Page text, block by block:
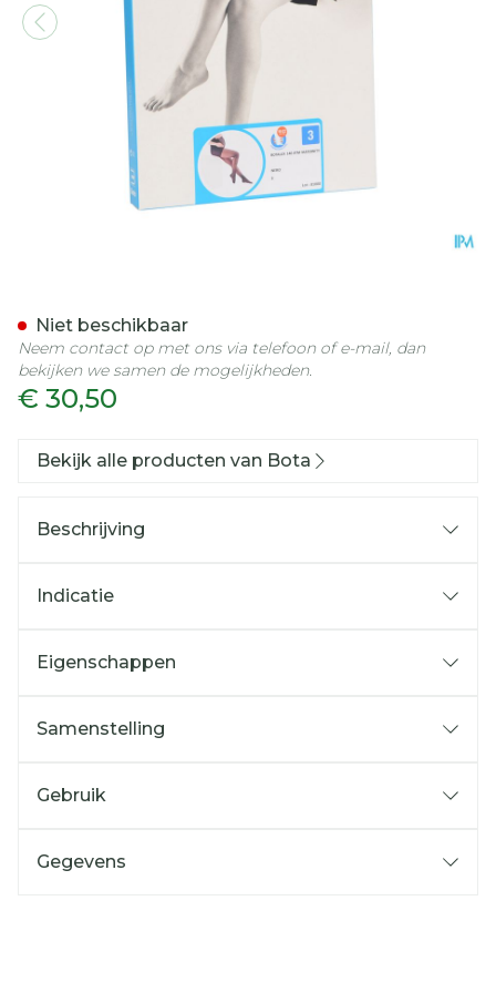
€ 30,50
Niet beschikbaar
Neem contact op met ons via telefoon of e-mail, dan
bekijken we samen de mogelijkheden.
Bekijk alle producten van Bota
Beschrijving
Indicatie
Eigenschappen
Samenstelling
Gebruik
Gegevens